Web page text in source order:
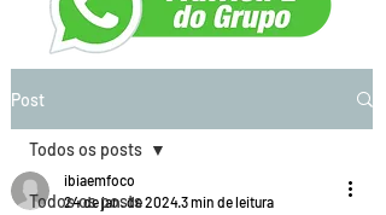
Post
Todos os posts
Todos os posts
ibiaemfoco
24 de jan. de 20243 min de leitura